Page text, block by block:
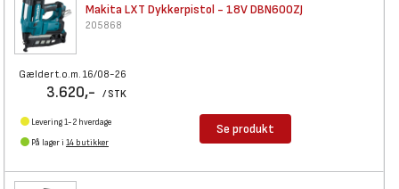
Makita LXT Dykkerpistol - 18VDBN600ZJ
205868
Gælder t.o.m. 16/08-26
3.620,- / STK
Levering 1-2 hverdage
På lager i 14 butikker
Se produkt